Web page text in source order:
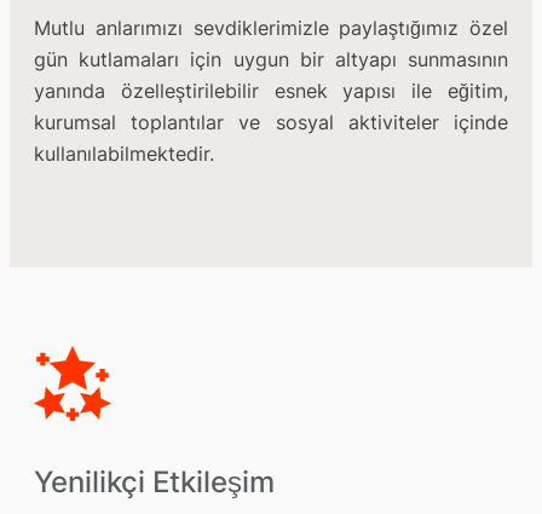
Mutlu anlarımızı sevdiklerimizle paylaştığımız özel
gün kutlamaları için uygun bir altyapı sunmasının
yanında özelleştirilebilir esnek yapısı ile eğitim,
kurumsal toplantılar ve sosyal aktiviteler içinde
kullanılabilmektedir.
Yenilikçi Etkileşim